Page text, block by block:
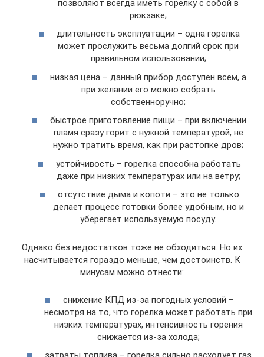
позволяют всегда иметь горелку с собой в
рюкзаке;
длительность эксплуатации – одна горелка
может прослужить весьма долгий срок при
правильном использовании;
низкая цена – данный прибор доступен всем, а
при желании его можно собрать
собственноручно;
быстрое приготовление пищи – при включении
пламя сразу горит с нужной температурой, не
нужно тратить время, как при растопке дров;
устойчивость – горелка способна работать
даже при низких температурах или на ветру;
отсутствие дыма и копоти – это не только
делает процесс готовки более удобным, но и
уберегает используемую посуду.
Однако без недостатков тоже не обходиться. Но их
насчитывается гораздо меньше, чем достоинств. К
минусам можно отнести:
снижение КПД из-за погодных условий –
несмотря на то, что горелка может работать при
низких температурах, интенсивность горения
снижается из-за холода;